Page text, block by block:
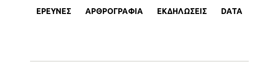
ΕΡΕΥΝΕΣ ΑΡΘΡΟΓΡΑΦΙΑ ΕΚΔΗΛΩΣΕΙΣ DATA